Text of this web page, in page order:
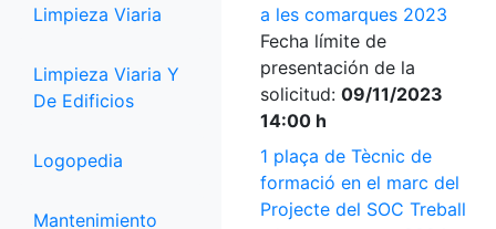
Limpieza Viaria
Limpieza Viaria Y
De Edificios
Logopedia
Mantenimiento
a les comarques 2023
Fecha límite de
presentación de la
solicitud: 09/11/2023
14:00 h
1 plaça de Tècnic de
formació en el marc del
Projecte del SOC Treball